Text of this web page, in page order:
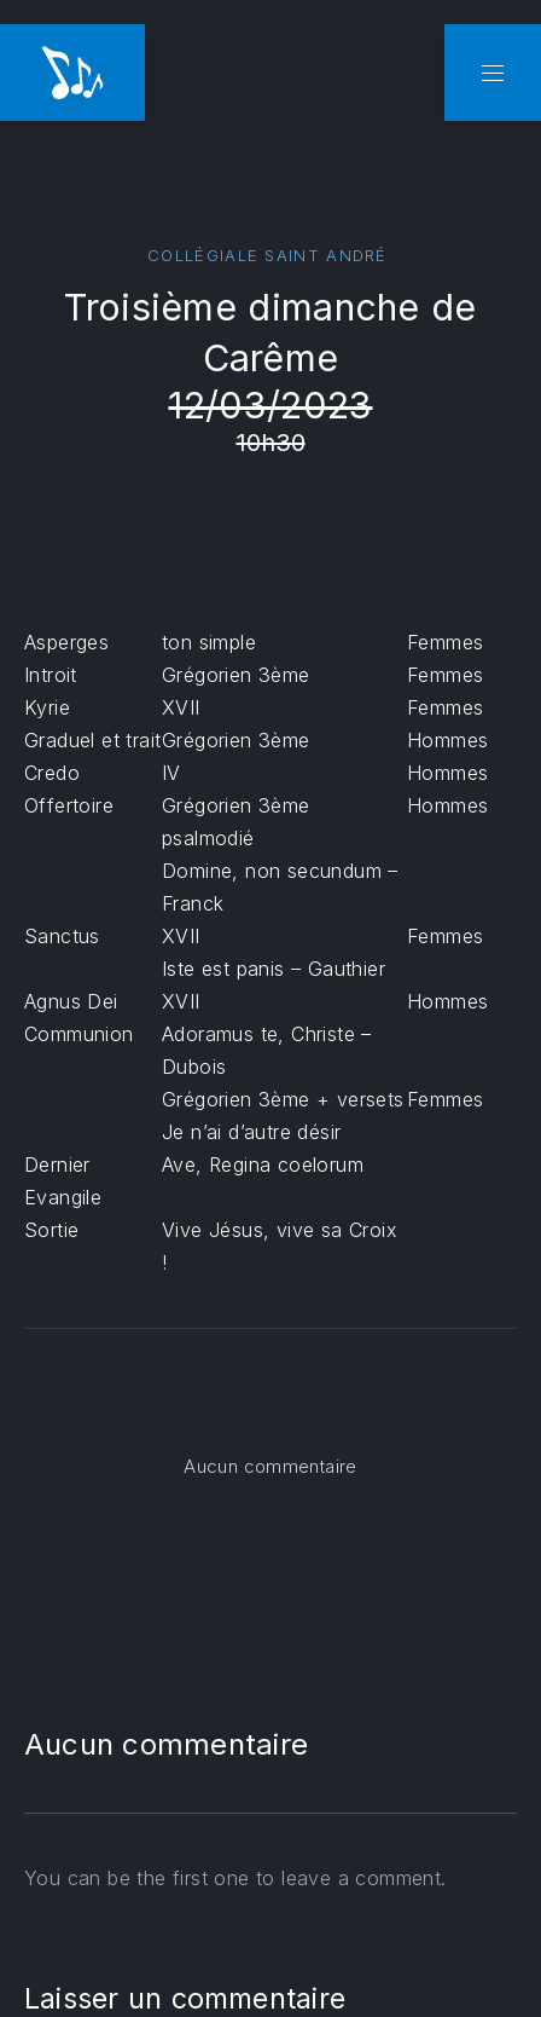
COLLÉGIALE SAINT ANDRÉ
Troisième dimanche de
Carême
12/03/2023
10h30
Asperges ton simple
Femmes
Introit
Grégorien 3ème
Femmes
Kyrie
XVII
Femmes
Graduel et traitGrégorien 3ème
Hommes
Credo
IV
Hommes
Offertoire
Grégorien 3ème
psalmodié
Hommes
Domine, non secundum –
Franck
Sanctus
XVII
Femmes
Iste est panis – Gauthier
Agnus Dei
XVII
Hommes
Communion
Adoramus te, Christe –
Dubois
Grégorien 3ème + versets Femmes
Je n’ai d’autre désir
Dernier
Evangile
Ave, Regina coelorum
Sortie
Vive Jésus, vive sa Croix
!
Aucun commentaire
Aucun commentaire
You can be the first one to leave a comment.
Laisser un commentaire